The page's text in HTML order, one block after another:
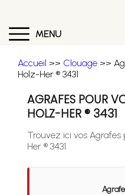
MENU
Accueil >> Clouage >>
Holz-Her ® 3431
AGRAFES POUR
HOLZ-HER ® 3431
Trouvez ici vos
Her ® 3431